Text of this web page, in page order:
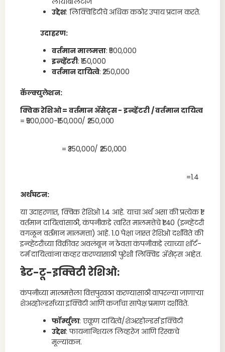
उद्देश: लिक्विडिटीचे अधिक कठोर उपाय प्रदान करते.
उदाहरण:
वर्तमान मालमत्ता: ₹500,000
इन्व्हेंटरी: ₹150,000
वर्तमान दायित्वे: ₹250,000
कॅल्क्युलेशन:
क्विक रेशिओ = वर्तमान ॲसेट्स − इन्व्हेंटरी / वर्तमान दायित्व
= ₹500,000−₹150,000/ ₹250,000
= ₹350,000/ ₹250,000
=1.4
अर्थघटन:
या उदाहरणात, क्विक रेशिओ 1.4 आहे. याचा अर्थ असा की प्रत्येक ₹1
वर्तमान दायित्वांसाठी, कंपनीकडे त्वरित मालमत्तेचे ₹1.40 (इन्व्हेंटरी
वगळून वर्तमान मालमत्ता) आहे. 1.0 पेक्षा जास्त रेशिओ दर्शविते की
इन्व्हेंटरीच्या विक्रीवर अवलंबून न ठेवता कंपनीकडे त्याच्या शॉर्ट-
टर्म दायित्वांना कव्हर करण्यासाठी पुरेशी लिक्विड ॲसेट्स आहेत.
डेट-टू-इक्विटी रेशिओ:
कंपनीच्या मालमत्तेला वित्तपुरवठा करण्यासाठी वापरल्या जाणार्‍या
शेअरहोल्डर्सच्या इक्विटी आणि कर्जाचा सापेक्ष प्रमाण दर्शविते.
फॉर्म्युला: एकूण दायित्वे/शेअरहोल्डर्स इक्विटी
उद्देश: फायनान्शियल लिव्हरेज आणि रिस्कचे
मूल्यांकन.